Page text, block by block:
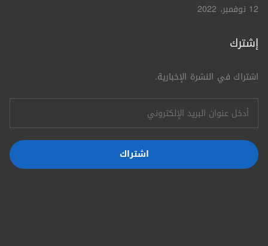
12 نوفمبر، 2022
إشترك
اشتراك في النشرة الإخبارية.